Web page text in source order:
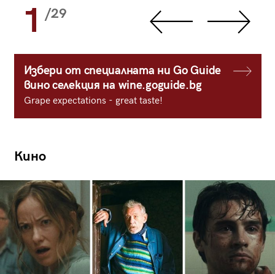
1 /29
Избери от специалната ни Go Guide
вино селекция на wine.goguide.bg
Grape expectations - great taste!
Кино